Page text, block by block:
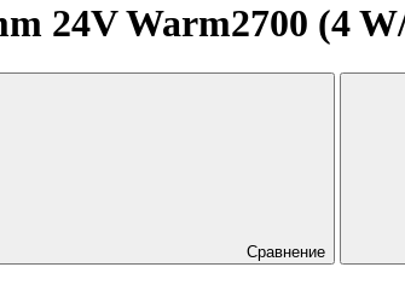
24V Warm2700 (4
Сравнение